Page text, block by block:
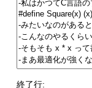
終了行: